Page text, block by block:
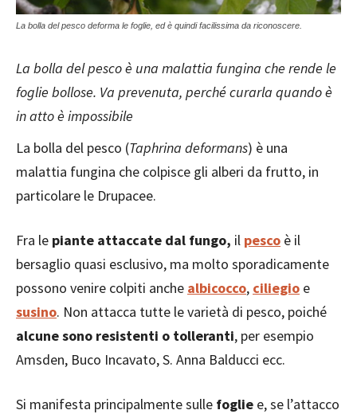
La bolla del pesco deforma le foglie, ed è quindi facilissima da riconoscere.
La bolla del pesco è una malattia fungina che rende le
foglie bollose. Va prevenuta, perché curarla quando è
in atto è impossibile
La bolla del pesco (Taphrina deformans) è una
malattia fungina che colpisce gli alberi da frutto, in
particolare le Drupacee.
Fra le piante attaccate dal fungo, il pesco è il
bersaglio quasi esclusivo, ma molto sporadicamente
possono venire colpiti anche albicocco, ciliegio e
susino. Non attacca tutte le varietà di pesco, poiché
alcune sono resistenti o tolleranti, per esempio
Amsden, Buco Incavato, S. Anna Balducci ecc.
Si manifesta principalmente sulle foglie e, se l’attacco